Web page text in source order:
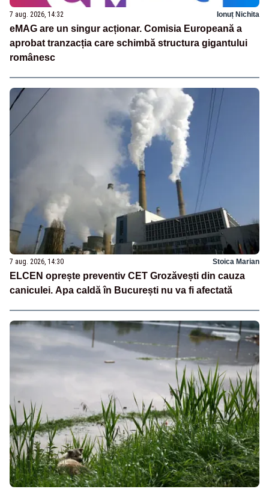
7 aug. 2026, 14:32 Ionuț Nichita
eMAG are un singur acționar. Comisia Europeană a
aprobat tranzacția care schimbă structura gigantului
românesc
7 aug. 2026, 14:30 Stoica Marian
ELCEN oprește preventiv CET Grozăvești din cauza
caniculei. Apa caldă în București nu va fi afectată